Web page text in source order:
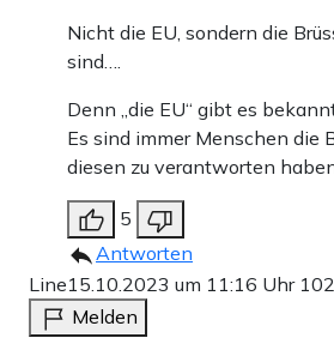
Nicht die EU, sondern die
sind….
Denn „die EU“ gibt es
Es sind immer Menschen die
diesen zu verantworten
5
Antworten
Line15.10.2023 um 11:16 Uhr
Melden